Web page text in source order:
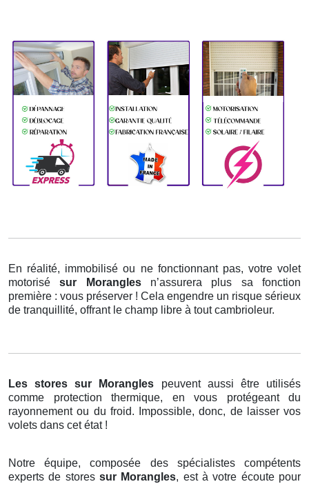
En réalité, immobilisé ou ne fonctionnant pas, votre volet
motorisésur Morangles n’assurera plus sa fonction
première : vous préserver ! Cela engendre un risque sérieux
de tranquillité, offrant le champ libre à tout cambrioleur.
Les stores sur Morangles peuvent aussi être utilisés
comme protection thermique, en vous protégeant du
rayonnement ou du froid. Impossible, donc, de laisser vos
volets dans cet état !
Notre équipe, composée des spécialistes compétents
experts de stores sur Morangles, est à votre écoute pour